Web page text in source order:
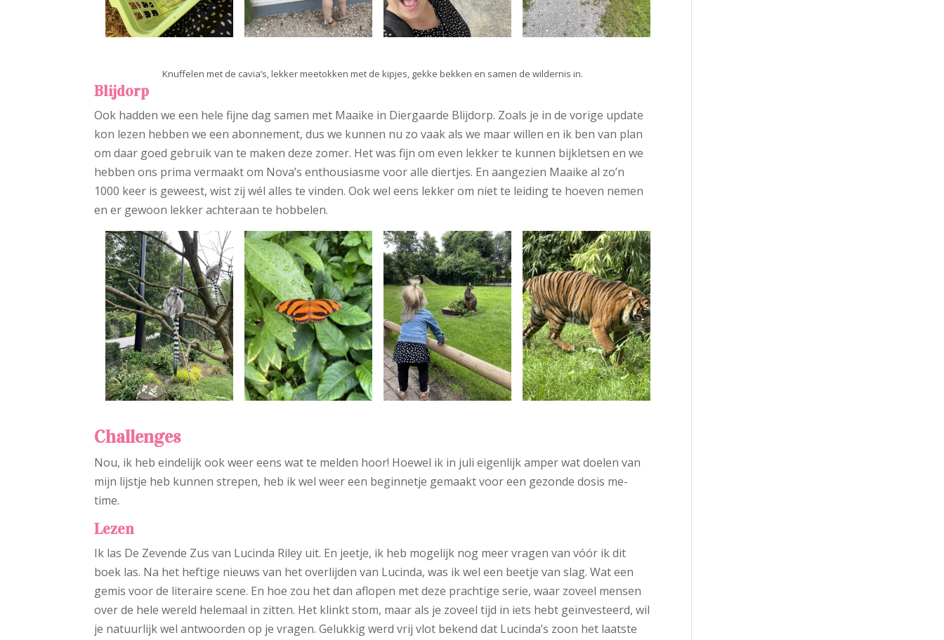
Knuffelen met de cavia’s, lekker meetokken met de kipjes, gekke bekken en samen de wildernis in.
Blijdorp
Ook hadden we een hele fijne dag samen met Maaike in Diergaarde Blijdorp. Zoals je in de vorige update
kon lezen hebben we een abonnement, dus we kunnen nu zo vaak als we maar willen en ik ben van plan
om daar goed gebruik van te maken deze zomer. Het was fijn om even lekker te kunnen bijkletsen en we
hebben ons prima vermaakt om Nova’s enthousiasme voor alle diertjes. En aangezien Maaike al zo’n
1000 keer is geweest, wist zij wél alles te vinden. Ook wel eens lekker om niet te leiding te hoeven nemen
en er gewoon lekker achteraan te hobbelen.
Challenges
Nou, ik heb eindelijk ook weer eens wat te melden hoor! Hoewel ik in juli eigenlijk amper wat doelen van
mijn lijstje heb kunnen strepen, heb ik wel weer een beginnetje gemaakt voor een gezonde dosis me-
time.
Lezen
Ik las De Zevende Zus van Lucinda Riley uit. En jeetje, ik heb mogelijk nog meer vragen van vóór ik dit
boek las. Na het heftige nieuws van het overlijden van Lucinda, was ik wel een beetje van slag. Wat een
gemis voor de literaire scene. En hoe zou het dan aflopen met deze prachtige serie, waar zoveel mensen
over de hele wereld helemaal in zitten. Het klinkt stom, maar als je zoveel tijd in iets hebt geïnvesteerd, wil
je natuurlijk wel antwoorden op je vragen. Gelukkig werd vrij vlot bekend dat Lucinda’s zoon het laatste